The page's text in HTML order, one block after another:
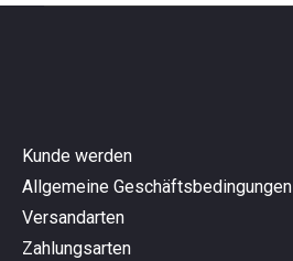
Kunde werden
Allgemeine Geschäftsbedingungen
Versandarten
Zahlungsarten